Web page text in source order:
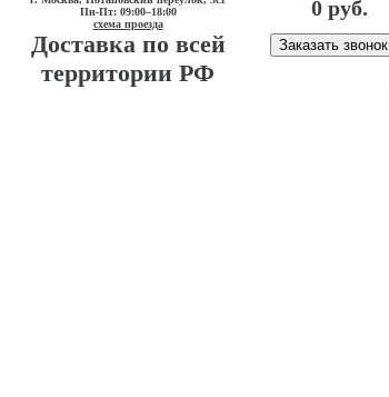
Пн-Пт: 09:00–18:00
схема проезда
Доставка по всей
территории РФ
0 руб.
Заказать звонок